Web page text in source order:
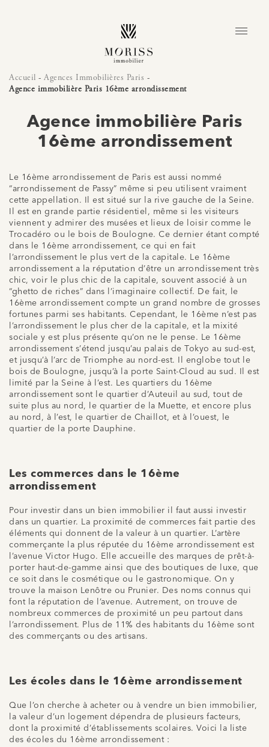
Accueil - Agences Immobilières Paris -
Agence immobilière Paris 16ème arrondissement
Agence immobilière Paris
16ème arrondissement
Le 16ème arrondissement de Paris est aussi nommé
“arrondissement de Passy” même si peu utilisent vraiment
cette appellation. Il est situé sur la rive gauche de la Seine.
Il est en grande partie résidentiel, même si les visiteurs
viennent y admirer des musées et lieux de loisir comme le
Trocadéro ou le bois de Boulogne. Ce dernier étant compté
dans le 16ème arrondissement, ce qui en fait
l’arrondissement le plus vert de la capitale. Le 16ème
arrondissement a la réputation d’être un arrondissement très
chic, voir le plus chic de la capitale, souvent associé à un
“ghetto de riches” dans l’imaginaire collectif. De fait, le
16ème arrondissement compte un grand nombre de grosses
fortunes parmi ses habitants. Cependant, le 16ème n’est pas
l’arrondissement le plus cher de la capitale, et la mixité
sociale y est plus présente qu’on ne le pense. Le 16ème
arrondissement s’étend jusqu’au palais de Tokyo au sud-est,
et jusqu’à l’arc de Triomphe au nord-est. Il englobe tout le
bois de Boulogne, jusqu’à la porte Saint-Cloud au sud. Il est
limité par la Seine à l’est. Les quartiers du 16ème
arrondissement sont le quartier d’Auteuil au sud, tout de
suite plus au nord, le quartier de la Muette, et encore plus
au nord, à l’est, le quartier de Chaillot, et à l’ouest, le
quartier de la porte Dauphine.
Les commerces dans le 16ème
arrondissement
Pour investir dans un bien immobilier il faut aussi investir
dans un quartier. La proximité de commerces fait partie des
éléments qui donnent de la valeur à un quartier. L’artère
commerçante la plus réputée du 16ème arrondissement est
l’avenue Victor Hugo. Elle accueille des marques de prêt-à-
porter haut-de-gamme ainsi que des boutiques de luxe, que
ce soit dans le cosmétique ou le gastronomique. On y
trouve la maison Lenôtre ou Prunier. Des noms connus qui
font la réputation de l’avenue. Autrement, on trouve de
nombreux commerces de proximité un peu partout dans
l’arrondissement. Plus de 11% des habitants du 16ème sont
des commerçants ou des artisans.
Les écoles dans le 16ème arrondissement
Que l’on cherche à acheter ou à vendre un bien immobilier,
la valeur d’un logement dépendra de plusieurs facteurs,
dont la proximité d’établissements scolaires. Voici la liste
des écoles du 16ème arrondissement :